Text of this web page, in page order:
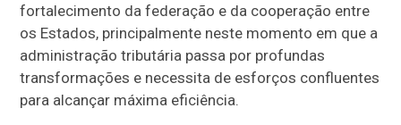
fortalecimento da federação e da cooperação entre
os Estados, principalmente neste momento em que a
administração tributária passa por profundas
transformações e necessita de esforços confluentes
para alcançar máxima eficiência.